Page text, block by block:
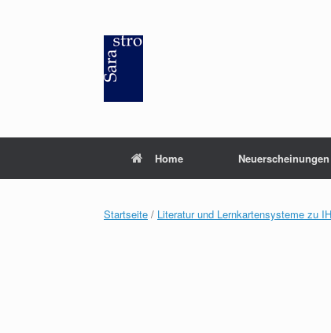
Home Neuerscheinungen
Startseite / Literatur und Lernkartensysteme zu